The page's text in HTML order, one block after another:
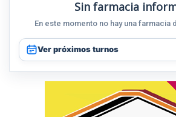
Sin farmacia
En este momento no hay una farmacia
Ver próximos turnos